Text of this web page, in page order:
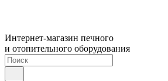
Интернет-магазин печного
и отопительного оборудования